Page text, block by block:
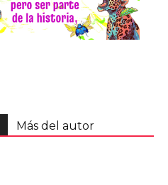
Más del autor